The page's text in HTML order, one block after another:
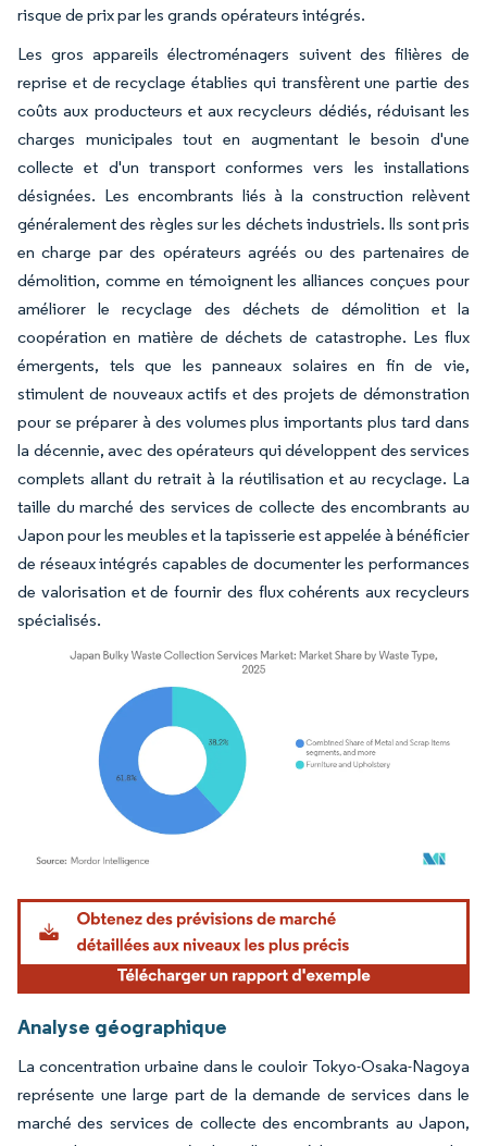
risque de prix par les grands opérateurs intégrés.
Les gros appareils électroménagers suivent des filières de
reprise et de recyclage établies qui transfèrent une partie des
coûts aux producteurs et aux recycleurs dédiés, réduisant les
charges municipales tout en augmentant le besoin d'une
collecte et d'un transport conformes vers les installations
désignées. Les encombrants liés à la construction relèvent
généralement des règles sur les déchets industriels. Ils sont pris
en charge par des opérateurs agréés ou des partenaires de
démolition, comme en témoignent les alliances conçues pour
améliorer le recyclage des déchets de démolition et la
coopération en matière de déchets de catastrophe. Les flux
émergents, tels que les panneaux solaires en fin de vie,
stimulent de nouveaux actifs et des projets de démonstration
pour se préparer à des volumes plus importants plus tard dans
la décennie, avec des opérateurs qui développent des services
complets allant du retrait à la réutilisation et au recyclage. La
taille du marché des services de collecte des encombrants au
Japon pour les meubles et la tapisserie est appelée à bénéficier
de réseaux intégrés capables de documenter les performances
de valorisation et de fournir des flux cohérents aux recycleurs
spécialisés.
Image © Mordor Intelligence. La réutilisation nécessite une attribution sous CC BY
Analyse géographique
La concentration urbaine dans le couloir Tokyo-Osaka-Nagoya
représente une large part de la demande de services dans le
marché des services de collecte des encombrants au Japon,